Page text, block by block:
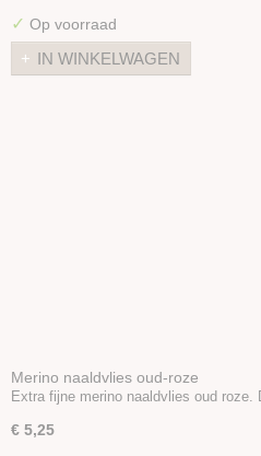
✓ Op voorraad
IN WINKELWAGEN
Merino naaldvlies oud-roze
Extra fijne merino naaldvlies oud roze.
€ 5,25